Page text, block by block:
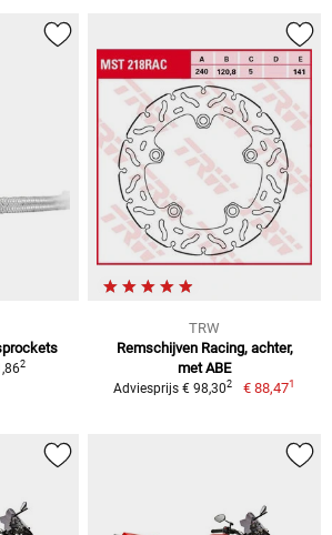
2
TRW
Remschijven Racing, achter,
met ABE
Adviesprijs € 98,302 € 88,471